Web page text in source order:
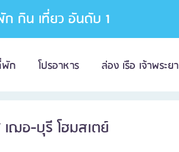
ก กิน เที่ยว อันดับ 1
พัก โปรอาหาร ล่อง เรือ เจ้าพระยา
เฌอ-บุรี โฮมสเตย์